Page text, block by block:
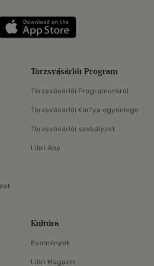
applikáció Szerezd meg: Google
Törzsvásárlói Program
Törzsvásárlói Programunkról
Törzsvásárlói Kártya egyenlege
Törzsvásárlói szabályzat
Libri App
Kultúra
Események
Libri Magazin